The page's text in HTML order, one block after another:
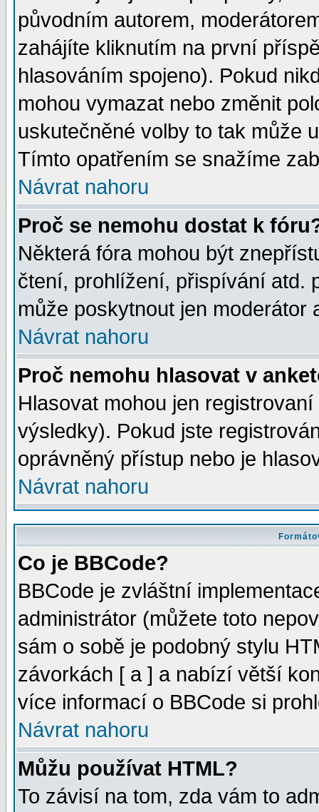
původním autorem,
zahájíte kliknutím na první
hlasováním spojeno). Pokud
mohou vymazat nebo změnit
uskutečněné volby to tak může
Tímto opatřením se snažíme
Návrat nahoru
Proč se nemohu dostat k
Některá fóra mohou být
čtení, prohlížení, přispívání atd.
může poskytnout jen moderátor
Návrat nahoru
Proč nemohu hlasovat v
Hlasovat mohou jen
výsledky). Pokud jste
oprávněný přístup nebo je
Návrat nahoru
Co je BBCode?
BBCode je zvláštní
administrátor (můžete toto
sám o sobě je podobný stylu
závorkách [ a ] a nabízí větší
více informací o BBCode si
Návrat nahoru
Můžu používat HTML?
To závisí na tom, zda vám to